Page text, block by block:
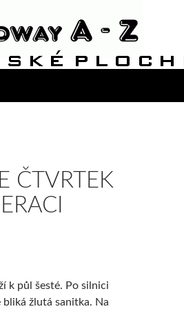
ČTVRTEK
k půl šesté. Po silnici
žlutá sanitka. Na